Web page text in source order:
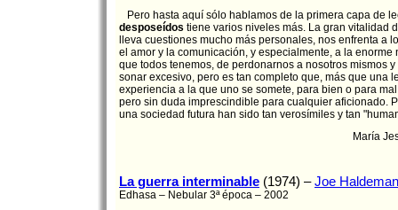
Pero hasta aquí sólo hablamos de la primera capa de
desposeídos tiene varios niveles más. La gran vitalidad
lleva cuestiones mucho más personales, nos enfrenta a
el amor y la comunicación, y especialmente, a la enorme
que todos tenemos, de perdonarnos a nosotros mismos
sonar excesivo, pero es tan completo que, más que una
experiencia a la que uno se somete, para bien o para
pero sin duda imprescindible para cualquier aficionado.
una sociedad futura han sido tan verosímiles y tan
María
La guerra interminable (1974) –Joe Haldeman
Edhasa – Nebular 3ª época – 2002